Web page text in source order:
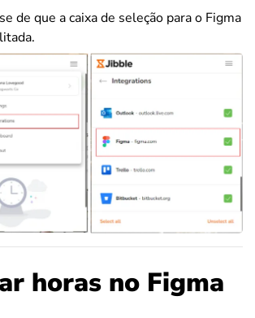
de que a caixa de seleção para o Figma
horas no Figma